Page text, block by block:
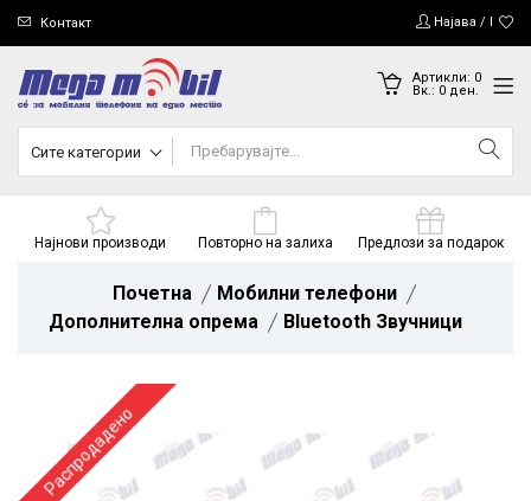
Контакт Најава /
Артикли: 0
Вк.: 0ден.
Сите категории
Најнови производи Повторно на залиха Предлози за подарок
Почетна
Мобилни телефони
Дополнителна опрема
Bluetooth Звучници
Распродадено